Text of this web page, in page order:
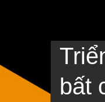
bất